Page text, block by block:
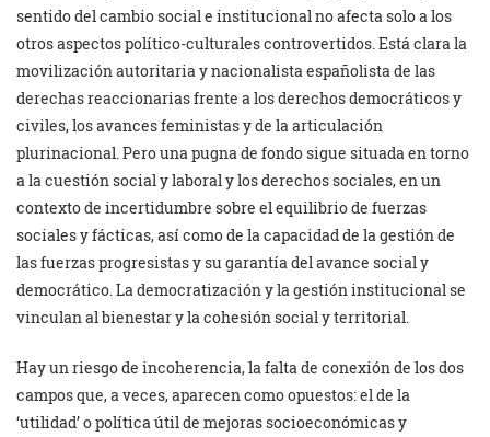
sentido del cambio social e institucional no afecta solo a los
otros aspectos político-culturales controvertidos. Está clara la
movilización autoritaria y nacionalista españolista de las
derechas reaccionarias frente a los derechos democráticos y
civiles, los avances feministas y de la articulación
plurinacional. Pero una pugna de fondo sigue situada en torno
a la cuestión social y laboral y los derechos sociales, en un
contexto de incertidumbre sobre el equilibrio de fuerzas
sociales y fácticas, así como de la capacidad de la gestión de
las fuerzas progresistas y su garantía del avance social y
democrático. La democratización y la gestión institucional se
vinculan al bienestar y la cohesión social y territorial.
Hay un riesgo de incoherencia, la falta de conexión de los dos
campos que, a veces, aparecen como opuestos: el de la
‘utilidad’ o política útil de mejoras socioeconómicas y